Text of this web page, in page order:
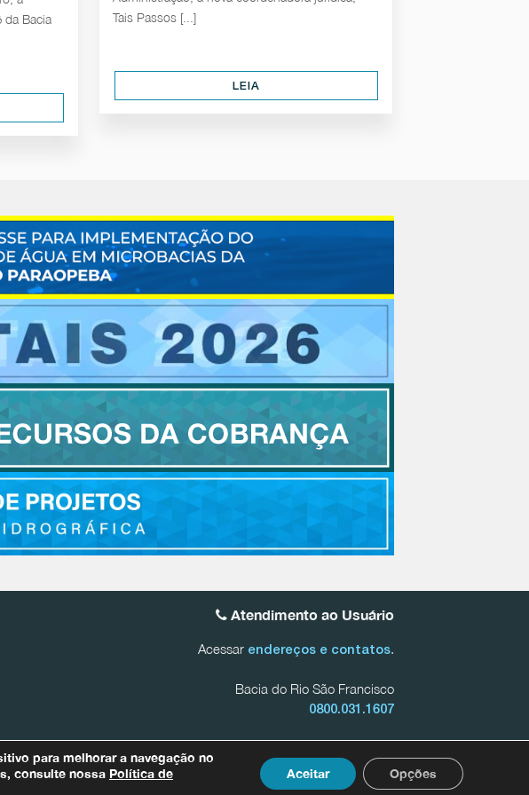
da Bacia
Tais Passos [...]
LEIA
Atendimento ao Usuário
Acessar endereços e contatos.
Bacia do Rio São Francisco
0800.031.1607
informações relacionadas a dados pessoais entre em contato com nosso
Proteção de Dados (DPO) por meio do e-mail
dpo@agenciapeixevivo.org.br
para melhorar a navegação no
consulte nossa Política de Aceitar Opções